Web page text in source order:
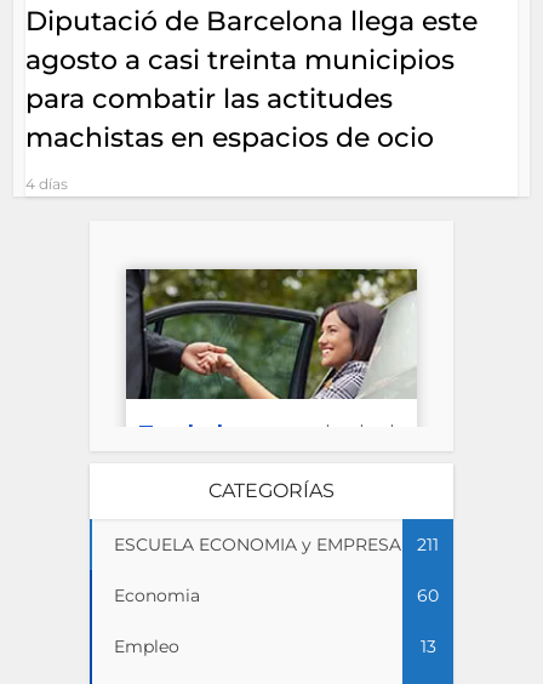
Diputació de Barcelona llega este
agosto a casi treinta municipios
para combatir las actitudes
machistas en espacios de ocio
4 días
CATEGORÍAS
ESCUELA ECONOMIA y EMPRESA 211
Economia 60
Empleo 13